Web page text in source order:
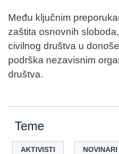
Među ključnim
zaštita osnovnih
civilnog društva u
podrška nezavisnim
društva.
Teme
AKTIVISTI NOVINARI